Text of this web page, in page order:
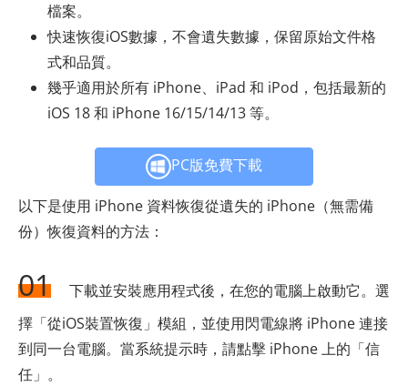
檔案。
快速恢復iOS數據，不會遺失數據，保留原始文件格
式和品質。
幾乎適用於所有 iPhone、iPad 和 iPod，包括最新的
iOS 18 和 iPhone 16/15/14/13 等。
PC版免費下載
以下是使用 iPhone 資料恢復從遺失的 iPhone（無需備
份）恢復資料的方法：
01
下載並安裝應用程式後，在您的電腦上啟動它。選
擇「從iOS裝置恢復」模組，並使用閃電線將 iPhone 連接
到同一台電腦。當系統提示時，請點擊 iPhone 上的「信
任」。